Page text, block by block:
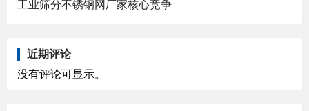
工业筛分不锈钢网厂家核心竞争
近期评论
没有评论可显示。